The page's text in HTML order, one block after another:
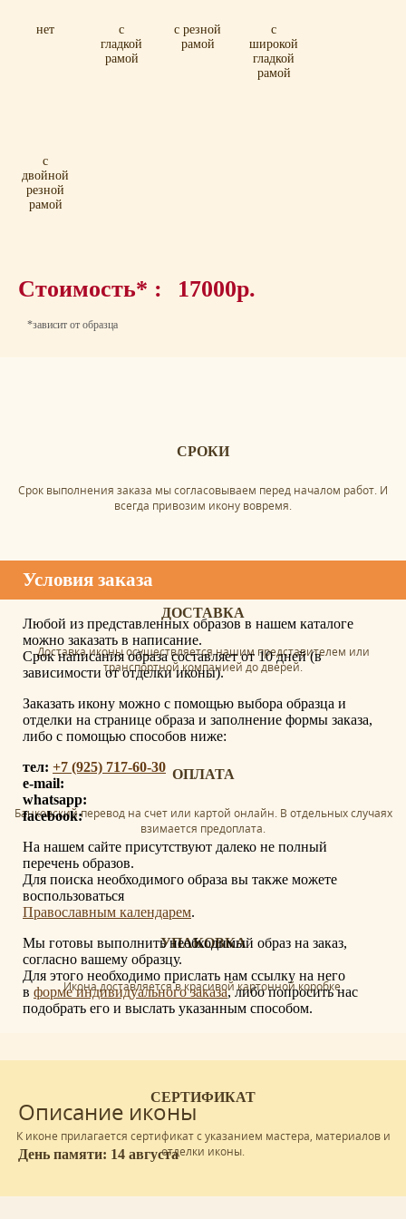
нет
с
гладкой
рамой
с резной
рамой
с
широкой
гладкой
рамой
с
двойной
резной
рамой
Стоимость* : 17000р.
*зависит от образца
СРОКИ
Срок выполнения заказа мы согласовываем перед началом работ. И
всегда привозим икону вовремя.
ДОСТАВКА
Доставка иконы осуществляется нашим представителем или
транспортной компанией до дверей.
ОПЛАТА
Банковский перевод на счет или картой онлайн. В отдельных случаях
взимается предоплата.
УПАКОВКА
Икона доставляется в красивой картонной коробке.
СЕРТИФИКАТ
К иконе прилагается сертификат с указанием мастера, материалов и
отделки иконы.
Условия заказа
Любой из представленных образов в нашем каталоге
можно заказать в написание.
Срок написания образа составляет от 10 дней (в
зависимости от отделки иконы).
Заказать икону можно с помощью выбора образца и
отделки на странице образа и заполнение формы заказа,
либо с помощью способов ниже:
тел: +7 (925) 717-60-30
e-mail:
whatsapp:
facebook:
На нашем сайте присутствуют далеко не полный
перечень образов.
Для поиска необходимого образа вы также можете
воспользоваться
Православным календарем.
Мы готовы выполнить необходимый образ на заказ,
согласно вашему образцу.
Для этого необходимо прислать нам ссылку на него
в форме индивидуального заказа, либо попросить нас
подобрать его и выслать указанным способом.
Описание иконы
День памяти: 14 августа